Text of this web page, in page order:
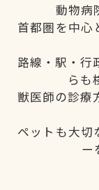
動物病
首都圏を中心
路線・駅・行
らも
獣医師の診療
ペットも大切
ー